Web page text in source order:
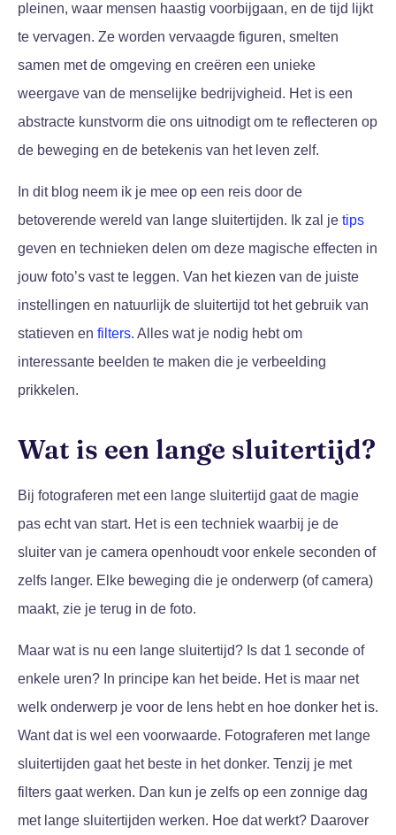
pleinen, waar mensen haastig voorbijgaan, en de tijd lijkt
te vervagen. Ze worden vervaagde figuren, smelten
samen met de omgeving en creëren een unieke
weergave van de menselijke bedrijvigheid. Het is een
abstracte kunstvorm die ons uitnodigt om te reflecteren op
de beweging en de betekenis van het leven zelf.
In dit blog neem ik je mee op een reis door de
betoverende wereld van lange sluitertijden. Ik zal je tips
geven en technieken delen om deze magische effecten in
jouw foto’s vast te leggen. Van het kiezen van de juiste
instellingen en natuurlijk de sluitertijd tot het gebruik van
statieven en filters. Alles wat je nodig hebt om
interessante beelden te maken die je verbeelding
prikkelen.
Wat is een lange sluitertijd?
Bij fotograferen met een lange sluitertijd gaat de magie
pas echt van start. Het is een techniek waarbij je de
sluiter van je camera openhoudt voor enkele seconden of
zelfs langer. Elke beweging die je onderwerp (of camera)
maakt, zie je terug in de foto.
Maar wat is nu een lange sluitertijd? Is dat 1 seconde of
enkele uren? In principe kan het beide. Het is maar net
welk onderwerp je voor de lens hebt en hoe donker het is.
Want dat is wel een voorwaarde. Fotograferen met lange
sluitertijden gaat het beste in het donker. Tenzij je met
filters gaat werken. Dan kun je zelfs op een zonnige dag
met lange sluitertijden werken. Hoe dat werkt? Daarover